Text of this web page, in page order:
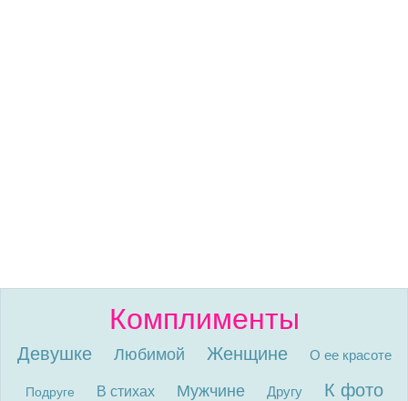
Комплименты
Девушке Любимой Женщине О ее красоте
Подруге В стихах Мужчине Другу К фото